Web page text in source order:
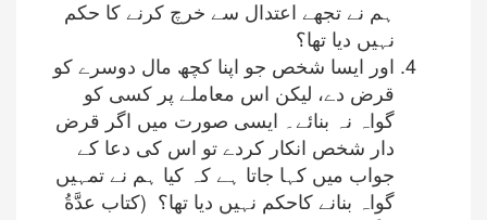
ہم نے تجھے اعتدال سے خرچ کرنے کا حکم
نہیں دیا تھا؟
اور ایسا شخص جو اپنا کچھ مال دوسرے کو
قرض دے، لیکن اس معاملے پر کسی کو
گواہ نہ بنائے۔ ایسی صورت میں اگر قرض
دار شخص انکار کردے تو اس کی دعا کے
جواب میں کہا جاتا ہے کہ کیا ہم نے تمہیں
گواہ بنانے کاحکم نہیں دیا تھا؟ (کتاب عدَّةُ